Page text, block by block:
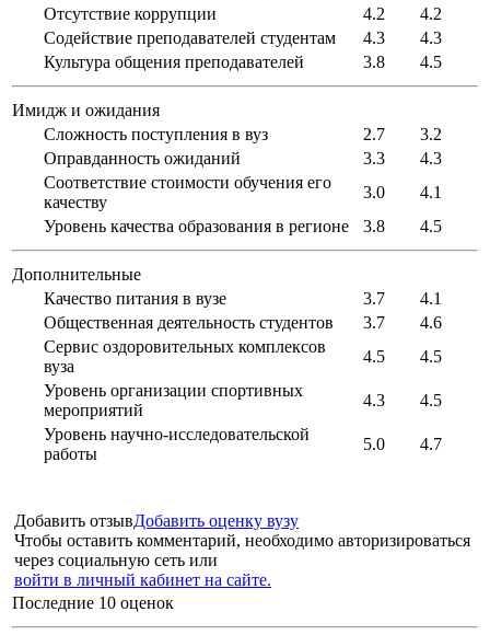
Отсутствие коррупции
4.2
4.2
Содействие преподавателей студентам
4.3
4.3
Культура общения преподавателей
3.8 4.5
Имидж и ожидания
Сложность поступления в вуз
2.7
3.2
Оправданность ожиданий
3.3
4.3
Соответствие стоимости обучения его
качеству
3.0
4.1
Уровень качества образования в регионе
3.8 4.5
Дополнительные
Качество питания в вузе
3.7
4.1
Общественная деятельность студентов
3.7
4.6
Сервис оздоровительных комплексов
вуза
4.5
4.5
Уровень организации спортивных
мероприятий
4.3
4.5
Уровень научно-исследовательской
работы
5.0 4.7
Добавить отзывДобавить оценку вузу
Чтобы оставить комментарий, необходимо авторизироваться
через социальную сеть или
войти в личный кабинет на сайте.
Последние 10 оценок